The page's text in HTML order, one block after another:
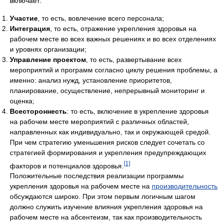
Участие , то есть, вовлечение всего персонала;
Интеграция , то есть, отражение укрепления здоровья на
рабочем месте во всех важных решениях и во всех отделениях
и уровнях организации;
Управление проектом , то есть, развертывание всех
мероприятий и программ согласно циклу решения проблемы, а
именно: анализ нужд, установление приоритетов,
планирование, осуществление, непрерывный мониторинг и
оценка;
Всестороннесть: то есть, включение в укрепление здоровья
на рабочем месте мероприятий с различных областей,
направленных как индивидуально, так и окружающей средой.
При чем стратегию уменьшения рисков следует сочетать со
стратегией формирования и укрепления предупреждающих
факторов и потенциалов здоровья. [1]
Положительные последствия реализации программы
укрепления здоровья на рабочем месте на производительность
обсуждаются широко. При этом первым логичным шагом
должно служить изучение влияния укрепления здоровья на
рабочем месте на абсентеизм, так как производительность